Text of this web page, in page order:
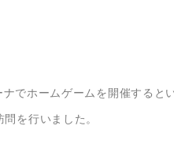
でホームゲームを開催すると
を行いました。